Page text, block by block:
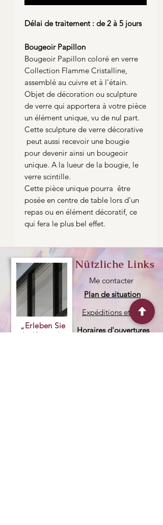
Délai de traitement : de 2 à 5 jours
Bougeoir Papillon
Bougeoir Papillon coloré en verre
Collection Flamme Cristalline,
assemblé au cuivre et à l'étain.
Objet de décoration ou sculpture
de verre qui apportera à votre pièce
un élément unique, vu de nul part.
Cette sculpture de verre décorative
peut aussi recevoir une bougie
pour devenir ainsi un bougeoir
unique. A la lueur de la bougie, le
verre scintille.
Cette pièce unique pourra être
posée en centre de table lors d'un
repas ou en élément décoratif, ce
qui fera le plus bel effet.
„Erleben Sie
die Kunst des
Nützliche Links
Me contacter
Plan de situation
Expéditions et retour
Horaires d'ouvertures